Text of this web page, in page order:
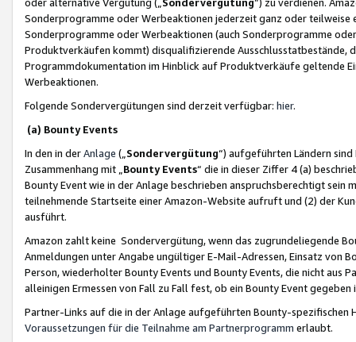
Sonderprogramme oder Werbeaktionen jederzeit ganz oder
Sonderprogramme oder Werbeaktionen (auch Sonderprogramme
Produktverkäufen kommt) disqualifizierende Ausschlusstatbestände,
Programmdokumentation im Hinblick auf Produktverkäufe geltende
Werbeaktionen.
Folgende Sondervergütungen sind derzeit verfügbar: hier.
(a) Bounty Events
In den in derAnlage („ Sondervergütung“) aufgeführten Ländern
Zusammenhang mit „ Bounty Events“ die in dieser Ziffer 4 (a)
Bounty Event wie in der Anlage beschrieben anspruchsberechtigt sein
teilnehmende Startseite einer Amazon-Website aufruft und (2) der
ausführt.
Amazon zahlt keine Sondervergütung, wenn das zugrundeliegende
Anmeldungen unter Angabe ungültiger E-Mail-Adressen, Einsatz von
Person, wiederholter Bounty Events und Bounty Events, die nicht
alleinigen Ermessen von Fall zu Fall fest, ob ein Bounty Event
Partner-Links auf die in der Anlage aufgeführten Bounty-spezifischen
Voraussetzungen für die Teilnahme am Partnerprogramm erlaubt.